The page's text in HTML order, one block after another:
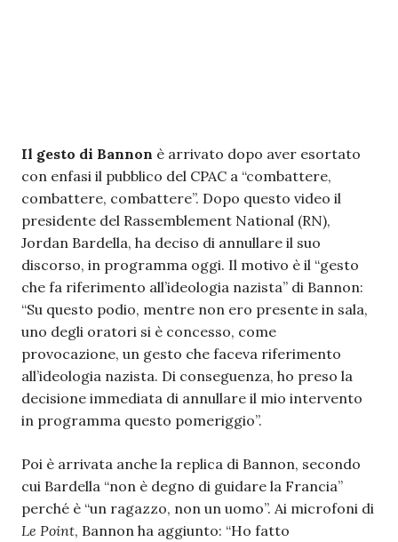
Il gesto di Bannon è arrivato dopo aver esortato
con enfasi il pubblico del CPAC a “combattere,
combattere, combattere”. Dopo questo video il
presidente del Rassemblement National (RN),
Jordan Bardella, ha deciso di annullare il suo
discorso, in programma oggi. Il motivo è il “gesto
che fa riferimento all’ideologia nazista” di Bannon:
“Su questo podio, mentre non ero presente in sala,
uno degli oratori si è concesso, come
provocazione, un gesto che faceva riferimento
all’ideologia nazista. Di conseguenza, ho preso la
decisione immediata di annullare il mio intervento
in programma questo pomeriggio”.
Poi è arrivata anche la replica di Bannon, secondo
cui Bardella “non è degno di guidare la Francia”
perché è “un ragazzo, non un uomo”. Ai microfoni di
Le Point, Bannon ha aggiunto: “Ho fatto